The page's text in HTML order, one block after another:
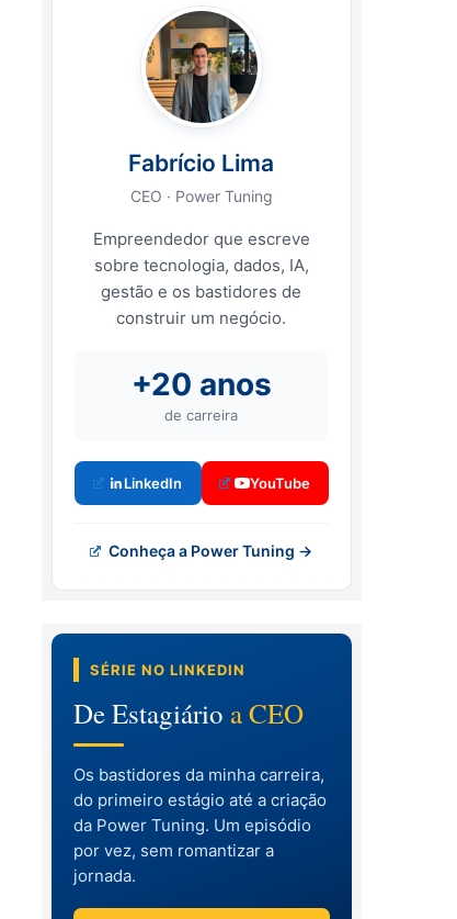
Fabrício Lima
CEO · Power Tuning
Empreendedor que escreve
sobre tecnologia, dados, IA,
gestão e os bastidores de
construir um negócio.
+20 anos
de carreira
LinkedIn YouTube
Conheça a Power Tuning →
SÉRIE NO LINKEDIN
De Estagiário a CEO
Os bastidores da minha carreira,
do primeiro estágio até a criação
da Power Tuning. Um episódio
por vez, sem romantizar a
jornada.